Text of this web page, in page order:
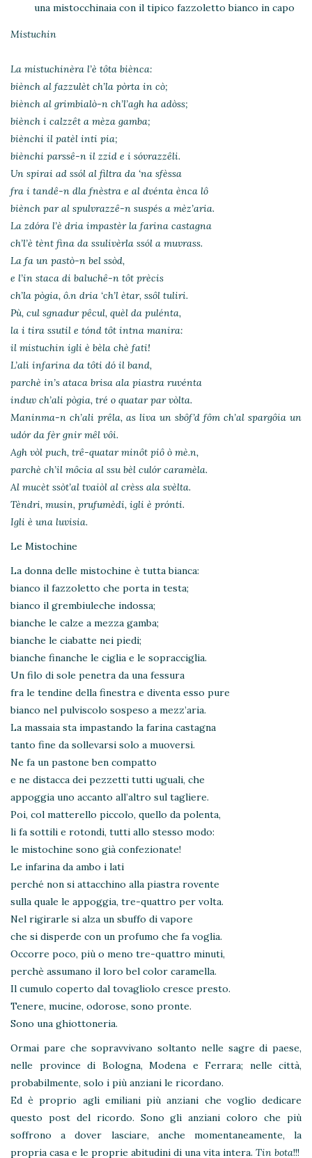
una mistocchinaia con il tipico fazzoletto bianco in capo
Mistuchin
La mistuchinèra l’è tôta biènca:
biènch al fazzulèt ch’la pòrta in cò;
biènch al grimbialò-n ch’l’agh ha adòss;
biènch i calzzêt a mèza gamba;
biènchi il patèl inti pia;
biènchi parssê-n il zzid e i sóvrazzêli.
Un spirai ad ssól al filtra da ‘na sfèssa
fra i tandê-n dla fnèstra e al dvénta ènca lô
biènch par al spulvrazzê-n suspés a mèz’aria.
La zdóra l’è dria impastèr la farina castagna
ch’l’è tènt fina da ssulivèrla ssól a muvrass.
La fa un pastò-n bel ssòd,
e l’in staca di baluchê-n tôt prècis
ch’la pògia, ô.n dria ‘ch’l ètar, ssôl tuliri.
Pù, cul sgnadur pêcul, quèl da pulénta,
la i tira ssutil e tónd tôt intna manira:
il mistuchin igli è bèla chè fati!
L’ali infarina da tôti dó il band,
parchè in’s ataca brisa ala piastra ruvénta
induv ch’ali pògia, tré o quatar par vòlta.
Maninma-n ch’ali prêla, as liva un sbôf’d fôm ch’al spargôia un
udór da fèr gnir mêl vôi.
Agh vòl puch, trê-quatar minôt piô ò mè.n,
parchè ch’il môcia al ssu bèl culór caramèla.
Al mucèt ssòt’al tvaiòl al crèss ala svèlta.
Tèndri, musin, prufumèdi, igli è prónti.
Igli è una luvisia.
Le Mistochine
La donna delle mistochine è tutta bianca:
bianco il fazzoletto che porta in testa;
bianco il grembiuleche indossa;
bianche le calze a mezza gamba;
bianche le ciabatte nei piedi;
bianche finanche le ciglia e le sopracciglia.
Un filo di sole penetra da una fessura
fra le tendine della finestra e diventa esso pure
bianco nel pulviscolo sospeso a mezz’aria.
La massaia sta impastando la farina castagna
tanto fine da sollevarsi solo a muoversi.
Ne fa un pastone ben compatto
e ne distacca dei pezzetti tutti uguali, che
appoggia uno accanto all’altro sul tagliere.
Poi, col matterello piccolo, quello da polenta,
li fa sottili e rotondi, tutti allo stesso modo:
le mistochine sono già confezionate!
Le infarina da ambo i lati
perché non si attacchino alla piastra rovente
sulla quale le appoggia, tre-quattro per volta.
Nel rigirarle si alza un sbuffo di vapore
che si disperde con un profumo che fa voglia.
Occorre poco, più o meno tre-quattro minuti,
perchè assumano il loro bel color caramella.
Il cumulo coperto dal tovagliolo cresce presto.
Tenere, mucine, odorose, sono pronte.
Sono una ghiottoneria.
Ormai pare che sopravvivano soltanto nelle sagre di paese,
nelle province di Bologna, Modena e Ferrara; nelle città,
probabilmente, solo i più anziani le ricordano.
Ed è proprio agli emiliani più anziani che voglio dedicare
questo post del ricordo. Sono gli anziani coloro che più
soffrono a dover lasciare, anche momentaneamente, la
propria casa e le proprie abitudini di una vita intera. Tin bota!!!